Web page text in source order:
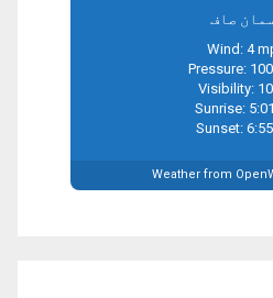
صاف
Wind: 4
Pressure:
Visibility:
Sunrise:
Sunset:
Weather from